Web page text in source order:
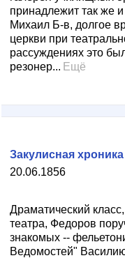
принадлежит так же
Михаил Б-в, долгое
церкви при
рассуждениях это
резонер... Ещё
20.06.1856
Закулисная хроника
Драматический
театра, Федоров
знакомых --
Ведомостей"